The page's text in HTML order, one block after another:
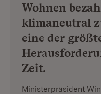
Wohnen
klimaneutral
eine der
Zeit.
Ministerpräsident